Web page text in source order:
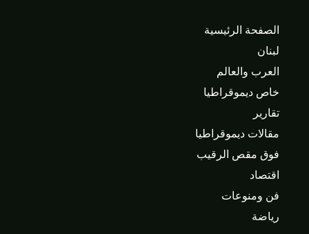
الصفحة الرئيسية
لبنان
العرب والعالم
خاص ديموقراطيا
تقارير
مقالات ديموقراطيا
فوق مقص الرقيب
اقتصاد
فن ومنوعات
رياضة